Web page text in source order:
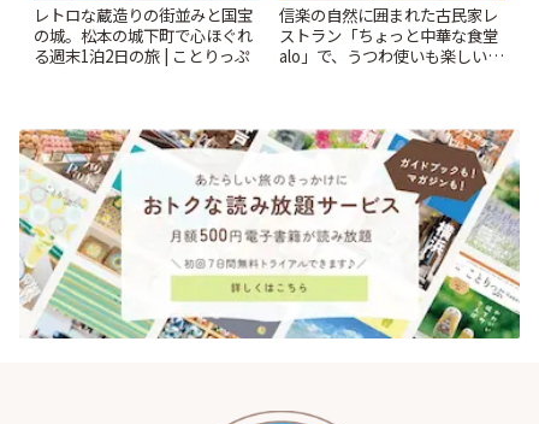
レトロな蔵造りの街並みと国宝
の城。松本の城下町で心ほぐれ
る週末1泊2日の旅 | ことりっぷ
信楽の自然に囲まれた古民家レ
ストラン「ちょっと中華な食堂
alo」で、うつわ使いも楽しいラ